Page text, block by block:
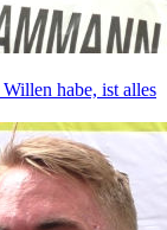
habe, ist alles